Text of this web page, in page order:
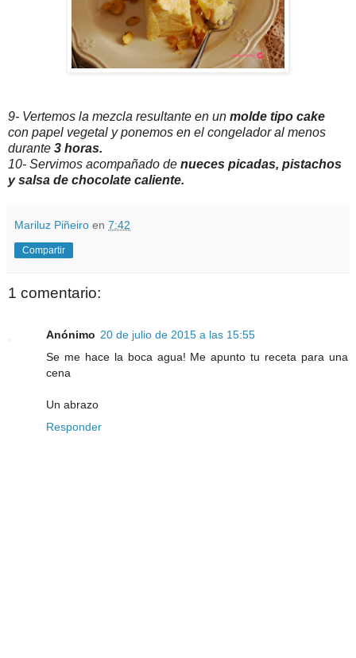
9- Vertemos la mezcla resultante en un molde tipo cake
con papel vegetal y ponemos en el congelador al menos
durante 3 horas.
10- Servimos acompañado de nueces picadas, pistachos
y salsa de chocolate caliente.
Mariluz Piñeiro en 7:42
Compartir
1 comentario:
Anónimo 20 de julio de 2015 a las 15:55
Se me hace la boca agua! Me apunto tu receta para una
cena
Un abrazo
Responder